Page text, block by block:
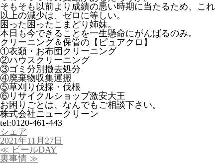
そもそも以前より成績の悪い時期に当たるため、これ
以上の減少は、ゼロに等しい。
困った困ったこまどり姉妹。
本日も今できることを一生懸命にがんばるのみ。
クリーニング＆保管の【ピュアクロ】
①衣類・お布団クリーニング
②ハウスクリーニング
③ゴミ分別撤去処分
④廃棄物収集運搬
⑤草刈り伐採・伐根
⑥リサイクルショップ激安大王
お困りごとは、なんでもご相談下さい。
株式会社ニュークリーン
tel:0120-461-443
シェア
投
稿
日:
2021年11月27日
投
稿
≪ ビールDAY
裏事情 ≫